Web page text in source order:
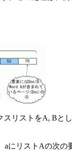
リストをA, Bと
aにリストAの次の